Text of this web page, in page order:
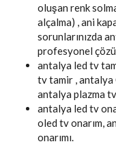
oluşan renk
alçalma) , ani
sorunlarınızda
profesyonel
antalya led tv
tv tamir , antalya
antalya plazma
antalya led tv
oled tv onarım,
onarımı.